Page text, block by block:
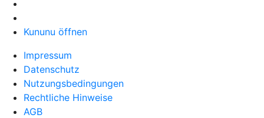
Kununu öffnen
Impressum
Datenschutz
Nutzungsbedingungen
Rechtliche Hinweise
AGB